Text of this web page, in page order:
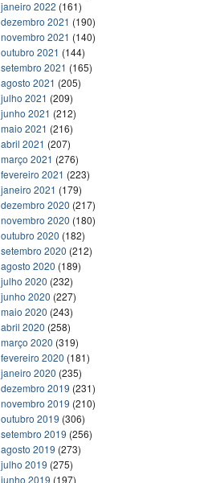
janeiro 2022 (161)
dezembro 2021 (190)
novembro 2021 (140)
outubro 2021 (144)
setembro 2021 (165)
agosto 2021 (205)
julho 2021 (209)
junho 2021 (212)
maio 2021 (216)
abril 2021 (207)
março 2021 (276)
fevereiro 2021 (223)
janeiro 2021 (179)
dezembro 2020 (217)
novembro 2020 (180)
outubro 2020 (182)
setembro 2020 (212)
agosto 2020 (189)
julho 2020 (232)
junho 2020 (227)
maio 2020 (243)
abril 2020 (258)
março 2020 (319)
fevereiro 2020 (181)
janeiro 2020 (235)
dezembro 2019 (231)
novembro 2019 (210)
outubro 2019 (306)
setembro 2019 (256)
agosto 2019 (273)
julho 2019 (275)
junho 2019 (197)